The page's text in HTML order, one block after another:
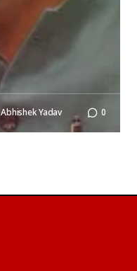
Abhishek Yadav 0